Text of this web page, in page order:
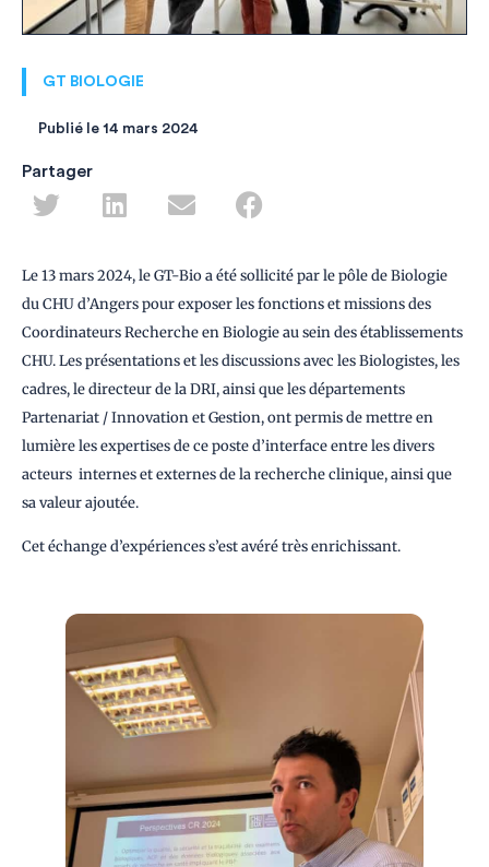
GT BIOLOGIE
Publié le 14 mars 2024
Partager
Le 13 mars 2024, le GT-Bio a été sollicité par le pôle de Biologie
du CHU d’Angers pour exposer les fonctions et missions des
Coordinateurs Recherche en Biologie au sein des établissements
CHU. Les présentations et les discussions avec les Biologistes, les
cadres, le directeur de la DRI, ainsi que les départements
Partenariat / Innovation et Gestion, ont permis de mettre en
lumière les expertises de ce poste d’interface entre les divers
acteurs internes et externes de la recherche clinique, ainsi que
sa valeur ajoutée.
Cet échange d’expériences s’est avéré très enrichissant.